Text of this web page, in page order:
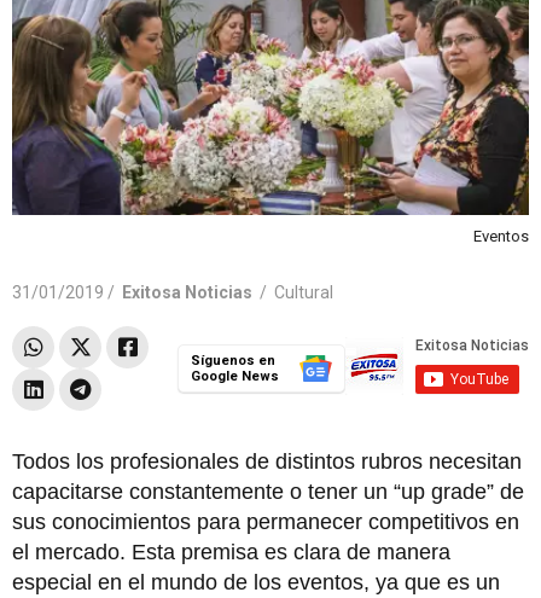
Eventos
31/01/2019 / Exitosa Noticias / Cultural
Síguenos en
Google News
Todos los profesionales de distintos rubros necesitan
capacitarse constantemente o tener un “up grade” de
sus conocimientos para permanecer competitivos en
el mercado. Esta premisa es clara de manera
especial en el mundo de los eventos, ya que es un